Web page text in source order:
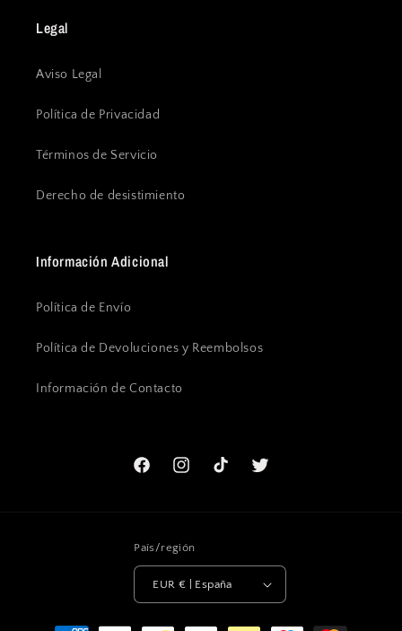
Legal
Aviso Legal
Política de Privacidad
Términos de Servicio
Derecho de desistimiento
Información Adicional
Política de Envío
Política de Devoluciones y Reembolsos
Información de Contacto
FacebookInstagramTikTok Twitter
País/región
EUR € | España
Formas